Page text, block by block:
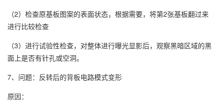
（2）检查原基板图案的表面状态，根据需要，将第2张基板翻过来
进行比较检查
（3）进行试验性检查，对整体进行曝光显影后，观察黑暗区域的黑
面上是否有针孔或空洞。
7、问题：反转后的背板电路模式变形
原因：